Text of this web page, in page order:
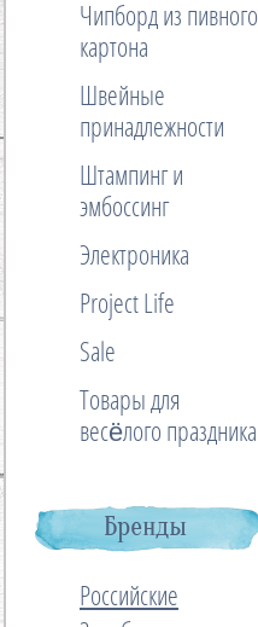
Чипборд из пивного
картона
Швейные
принадлежности
Штампинг и
эмбоссинг
Электроника
Project Life
Sale
Товары для
весёлого праздника
Российские